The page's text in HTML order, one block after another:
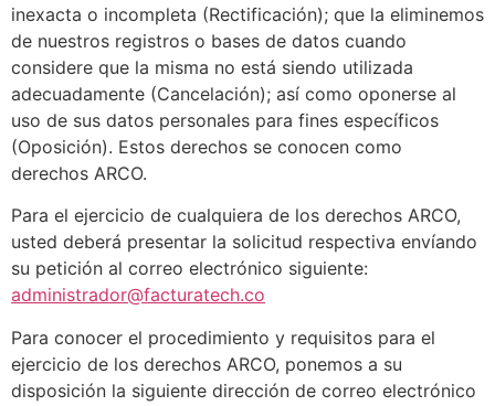
inexacta o incompleta (Rectificación); que la eliminemos
de nuestros registros o bases de datos cuando
considere que la misma no está siendo utilizada
adecuadamente (Cancelación); así como oponerse al
uso de sus datos personales para fines específicos
(Oposición). Estos derechos se conocen como
derechos ARCO.
Para el ejercicio de cualquiera de los derechos ARCO,
usted deberá presentar la solicitud respectiva envíando
su petición al correo electrónico siguiente:
administrador@facturatech.co
Para conocer el procedimiento y requisitos para el
ejercicio de los derechos ARCO, ponemos a su
disposición la siguiente dirección de correo electrónico